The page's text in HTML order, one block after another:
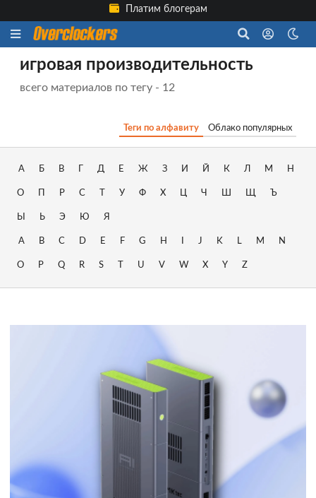
Платим блогерам
игровая производительность
всего материалов по тегу - 12
Теги по алфавиту Облако популярных
А Б В Д Е Ж З И Й К Л М Н
О Р С У Ф Х Ц Ч Ш Щ Ъ
Ы Ь Э Ю Я
A B C D E F G H J K L M N
O P Q R S U V W X Y Z